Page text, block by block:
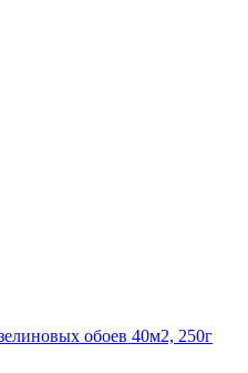
обоев 40м2, 250г